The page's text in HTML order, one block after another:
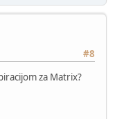
#8
za Matrix?